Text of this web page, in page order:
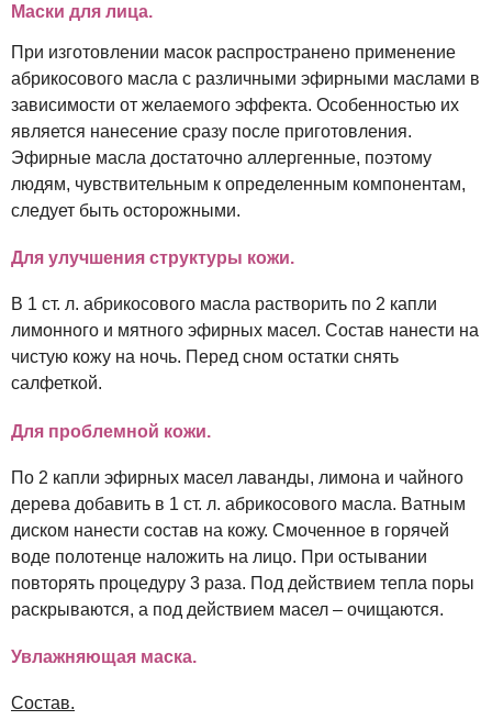
Маски для лица.
При изготовлении масок распространено применение
абрикосового масла с различными эфирными маслами в
зависимости от желаемого эффекта. Особенностью их
является нанесение сразу после приготовления.
Эфирные масла достаточно аллергенные, поэтому
людям, чувствительным к определенным компонентам,
следует быть осторожными.
Для улучшения структуры кожи.
В 1 ст. л. абрикосового масла растворить по 2 капли
лимонного и мятного эфирных масел. Состав нанести на
чистую кожу на ночь. Перед сном остатки снять
салфеткой.
Для проблемной кожи.
По 2 капли эфирных масел лаванды, лимона и чайного
дерева добавить в 1 ст. л. абрикосового масла. Ватным
диском нанести состав на кожу. Смоченное в горячей
воде полотенце наложить на лицо. При остывании
повторять процедуру 3 раза. Под действием тепла поры
раскрываются, а под действием масел – очищаются.
Увлажняющая маска.
Состав.